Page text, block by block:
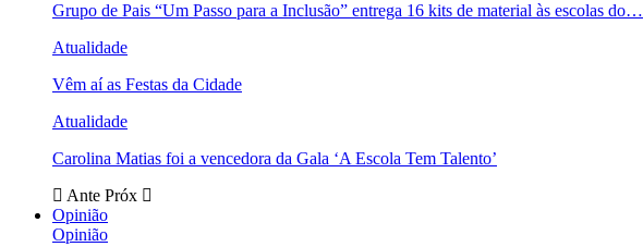
Grupo de Pais “Um Passo para a Inclusão” entrega 16 kits de material às escolas do…
Atualidade
Vêm aí as Festas da Cidade
Atualidade
Carolina Matias foi a vencedora da Gala ‘A Escola Tem Talento’
Ante Próx
Opinião
Opinião